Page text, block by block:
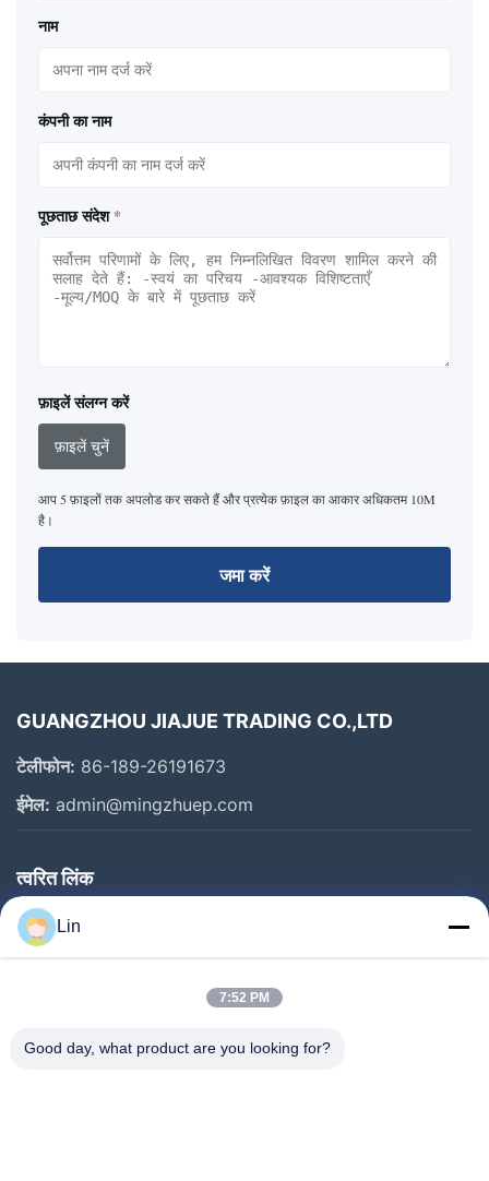
नाम
कंपनी का नाम
पूछताछ संदेश *
फ़ाइलें संलग्न करें
फ़ाइलें चुनें
आप 5 फ़ाइलों तक अपलोड कर सकते हैं और प्रत्येक फ़ाइल का आकार अधिकतम 10M
है।
जमा करें
GUANGZHOU JIAJUE TRADING CO.,LTD
टेलीफोन: 86-189-26191673
ईमेल: admin@mingzhuep.com
त्वरित लिंक
घर
उत्पाद
कारखाने का दौरा
Lin
7:52 PM
Good day, what product are you looking for?